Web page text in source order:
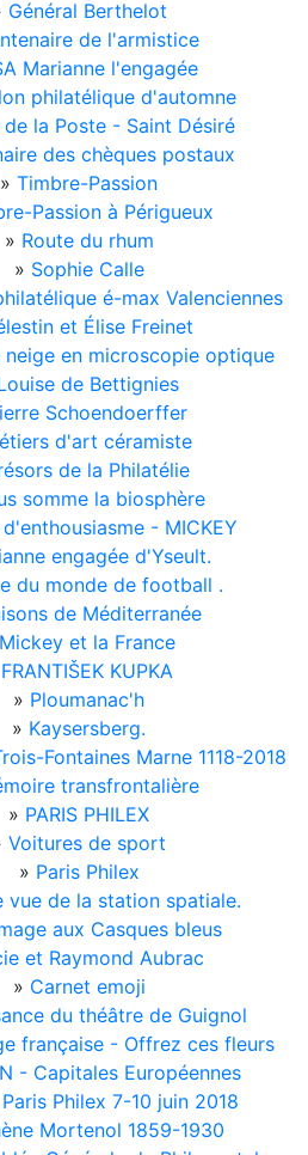
Général Berthelot
de l'armistice
Marianne l'engagée
philatélique d'automne
de la Poste - Saint Désiré
des chèques postaux
» Timbre-Passion
Passion à Périgueux
» Route du rhum
» Sophie Calle
é-max Valenciennes
et Élise Freinet
neige en microscopie optique
de Bettignies
Schoendoerffer
d'art céramiste
de la Philatélie
somme la biosphère
- MICKEY
engagée d'Yseult.
du monde de football .
de Méditerranée
Mickey et la France
FRANTIŠEK KUPKA
» Ploumanac'h
» Kaysersberg.
Fontaines Marne 1118-2018
transfrontalière
» PARIS PHILEX
Voitures de sport
» Paris Philex
vue de la station spatiale.
aux Casques bleus
et Raymond Aubrac
» Carnet emoji
du théâtre de Guignol
française - Offrez ces fleurs
- Capitales Européennes
Philex 7-10 juin 2018
Mortenol 1859-1930